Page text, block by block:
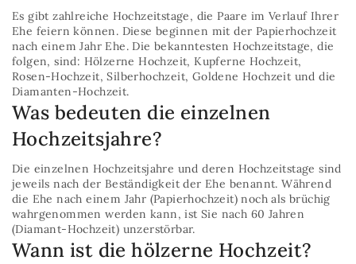
Es gibt zahlreiche Hochzeitstage, die Paare im Verlauf Ihrer
Ehe feiern können. Diese beginnen mit der Papierhochzeit
nach einem Jahr Ehe. Die bekanntesten Hochzeitstage, die
folgen, sind: Hölzerne Hochzeit, Kupferne Hochzeit,
Rosen-Hochzeit, Silberhochzeit, Goldene Hochzeit und die
Diamanten-Hochzeit.
Was bedeuten die einzelnen
Hochzeitsjahre?
Die einzelnen Hochzeitsjahre und deren Hochzeitstage sind
jeweils nach der Beständigkeit der Ehe benannt. Während
die Ehe nach einem Jahr (Papierhochzeit) noch als brüchig
wahrgenommen werden kann, ist Sie nach 60 Jahren
(Diamant-Hochzeit) unzerstörbar.
Wann ist die hölzerne Hochzeit?